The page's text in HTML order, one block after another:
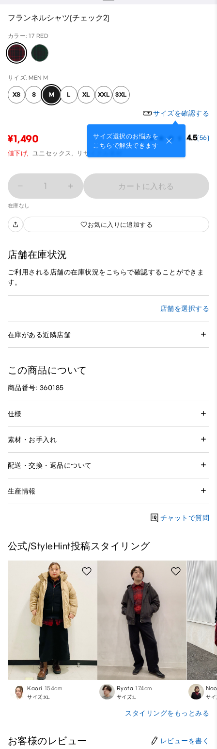
フランネルシャツ(チェック2)
カラー: 17 RED
サイズ: MEN M
XS S M L XL XXL 3XL
サイズを確認する
サイズ選択のお悩みを
こちらで解決できます
¥1,490 4.5(56)
値下げ, ユニセックス, リサイクル素材
1 カートに入れる
在庫なし
お気に入りに追加する
店舗在庫状況
ご利用される店舗の在庫状況をこちらで確認することができま
す。
店舗を選択する
在庫がある近隣店舗
この商品について
商品番号: 360185
仕様
素材・お手入れ
配送・交換・返品について
生産情報
チャットで質問
公式/StyleHint投稿スタイリング
Kaori 154cm
サイズ:XL
Ryota 174cm
サイズ:L サ
スタイリングをもっとみる
お客様のレビュー レビューを書く